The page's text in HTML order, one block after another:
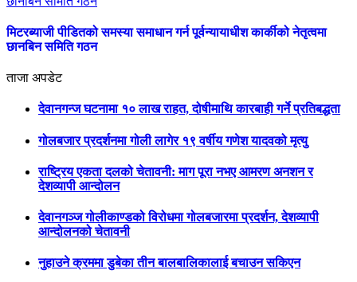
मिटरब्याजी पीडितको समस्या समाधान गर्न पूर्वन्यायाधीश कार्कीको नेतृत्वमा
छानबिन समिति गठन
ताजा अपडेट
देवानगन्ज घटनामा १० लाख राहत, दोषीमाथि कारबाही गर्ने प्रतिबद्धता
गोलबजार प्रदर्शनमा गोली लागेर १९ वर्षीय गणेश यादवको मृत्यु
राष्ट्रिय एकता दलको चेतावनी: माग पूरा नभए आमरण अनशन र
देशव्यापी आन्दोलन
देवानगञ्ज गोलीकाण्डको विरोधमा गोलबजारमा प्रदर्शन, देशव्यापी
आन्दोलनको चेतावनी
नुहाउने क्रममा डुबेका तीन बालबालिकालाई बचाउन सकिएन